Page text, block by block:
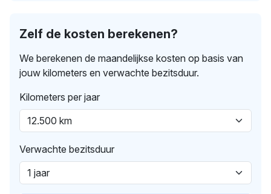
Zelf de kosten berekenen?
We berekenen de maandelijkse kosten op basis van
jouw kilometers en verwachte bezitsduur.
Kilometers per jaar
Verwachte bezitsduur